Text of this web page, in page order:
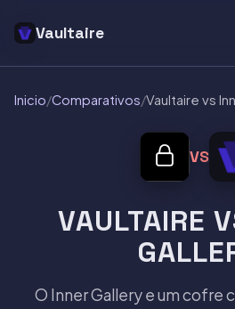
Vaultaire
Inicio/Comparativos/Vaultaire vs
VS
VAULTAIRE
O Inner Gallery e um cofre